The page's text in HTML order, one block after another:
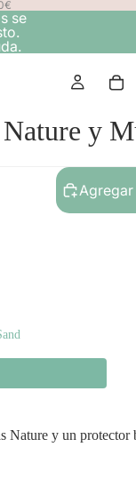
se
y
product
Nature y un protector